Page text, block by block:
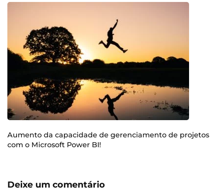
Aumento da capacidade de gerenciamento de projetos
com o Microsoft Power BI!
Deixe um comentário